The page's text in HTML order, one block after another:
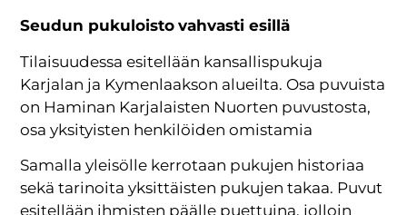
Seudun pukuloisto vahvasti esillä
Tilaisuudessa esitellään kansallispukuja
Karjalan ja Kymenlaakson alueilta. Osa puvuista
on Haminan Karjalaisten Nuorten puvustosta,
osa yksityisten henkilöiden omistamia
Samalla yleisölle kerrotaan pukujen historiaa
sekä tarinoita yksittäisten pukujen takaa. Puvut
esitellään ihmisten päälle puettuina, jolloin